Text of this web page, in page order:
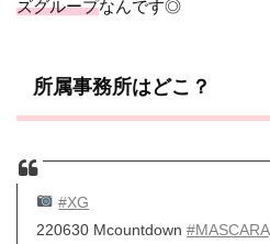
ズグループなんです◎
所属事務所はどこ？
#XG
220630 Mcountdown #MASCARA